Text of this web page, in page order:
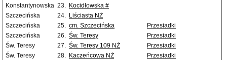
Konstantynowska 23. Kocidłowska #
Szczecińska
24. Liściasta NŻ
Szczecińska
25. cm. Szczecińska
Przesiadki
Szczecińska
26. Św. Teresy
Przesiadki
Św. Teresy
27. Św. Teresy 109 NŻ
Przesiadki
Św. Teresy
28. Kaczeńcowa NŻ
Przesiadki